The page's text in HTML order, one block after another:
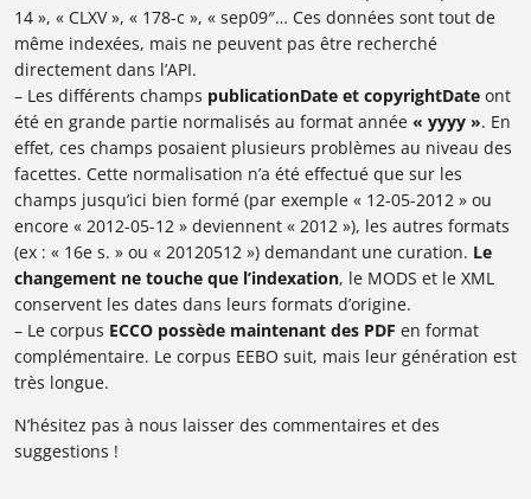
14 », « CLXV », « 178-c », « sep09″… Ces données sont tout de
même indexées, mais ne peuvent pas être recherché
directement dans l’API.
– Les différents champs publicationDate et copyrightDate ont
été en grande partie normalisés au format année « yyyy ». En
effet, ces champs posaient plusieurs problèmes au niveau des
facettes. Cette normalisation n’a été effectué que sur les
champs jusqu’ici bien formé (par exemple « 12-05-2012 » ou
encore « 2012-05-12 » deviennent « 2012 »), les autres formats
(ex : « 16e s. » ou « 20120512 ») demandant une curation. Le
changement ne touche que l’indexation, le MODS et le XML
conservent les dates dans leurs formats d’origine.
– Le corpus ECCO possède maintenant des PDF en format
complémentaire. Le corpus EEBO suit, mais leur génération est
très longue.
N’hésitez pas à nous laisser des commentaires et des
suggestions !